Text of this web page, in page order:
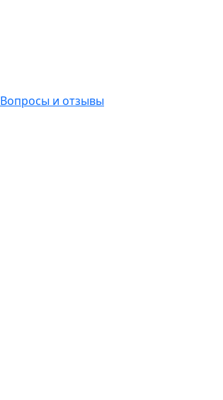
Вопросы и отзывы